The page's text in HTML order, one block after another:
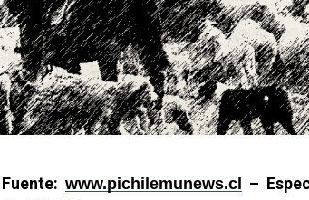
Fuente: www.pichilemunews.cl
–